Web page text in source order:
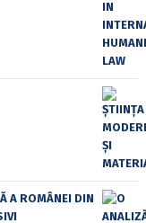
A ROMÂNEI DIN